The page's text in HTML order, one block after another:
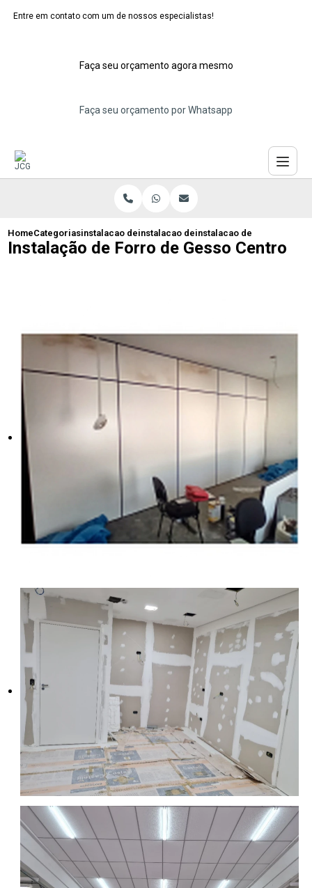
Entre em contato com um de nossos especialistas!
Faça seu orçamento agora mesmo
Faça seu orçamento por Whatsapp
HomeCategoriasinstalacao de forros de gesso
instalacao de forro de gesso
instalacao de forro de
Instalação de Forro de Gesso Centro